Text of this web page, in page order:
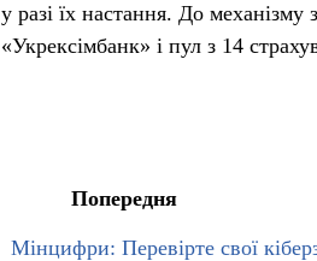
у разі їх настання. До
«Укрексімбанк» і пул з 14
Попередня
Мінцифри: Перевірте свої